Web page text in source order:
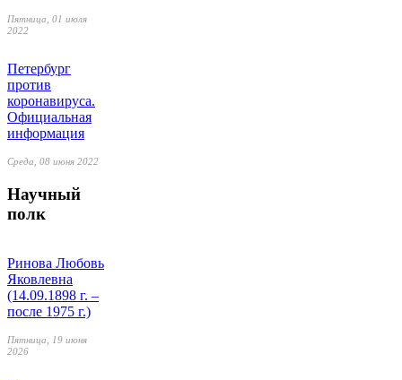
Пятница, 01 июля
2022
Петербург
против
коронавируса.
Официальная
информация
Среда, 08 июня 2022
Научный
полк
Ринова Любовь
Яковлевна
(14.09.1898 г. –
после 1975 г.)
Пятница, 19 июня
2026